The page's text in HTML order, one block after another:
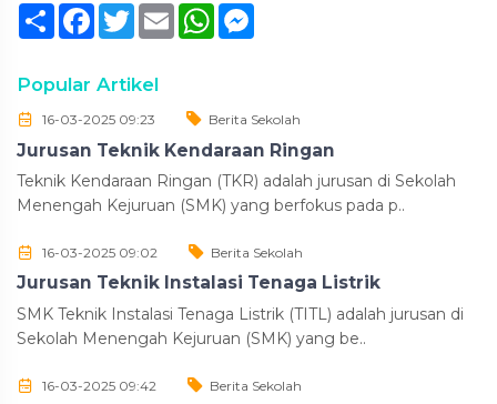
SambungFacebook
TwitterEmail WhatsApp
Popular Artikel
16-03-2025 09:23 Berita Sekolah
Jurusan Teknik Kendaraan Ringan
Teknik Kendaraan Ringan (TKR) adalah jurusan di Sekolah
Menengah Kejuruan (SMK) yang berfokus pada p..
16-03-2025 09:02 Berita Sekolah
Jurusan Teknik Instalasi Tenaga Listrik
SMK Teknik Instalasi Tenaga Listrik (TITL) adalah jurusan di
Sekolah Menengah Kejuruan (SMK) yang be..
16-03-2025 09:42 Berita Sekolah